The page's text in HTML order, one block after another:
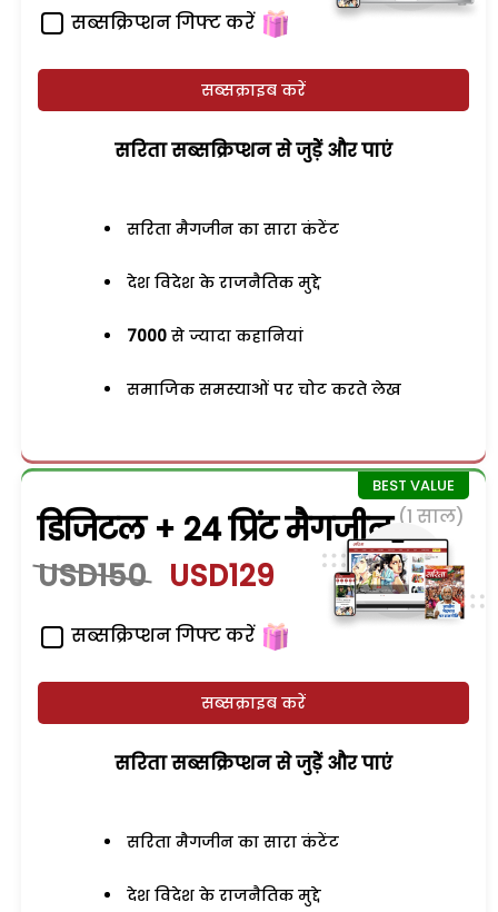
सब्सक्रिप्शन गिफ्ट करें
सब्सक्राइब करें
सरिता सब्सक्रिप्शन से जुड़ेें और पाएं
सरिता मैगजीन का सारा कंटेंट
देश विदेश के राजनैतिक मुद्दे
7000 से ज्यादा कहानियां
समाजिक समस्याओं पर चोट करते लेख
डिजिटल + 24 प्रिंट मैगजीन (1 साल)
USD150 USD129
सब्सक्रिप्शन गिफ्ट करें
सब्सक्राइब करें
सरिता सब्सक्रिप्शन से जुड़ेें और पाएं
सरिता मैगजीन का सारा कंटेंट
देश विदेश के राजनैतिक मुद्दे